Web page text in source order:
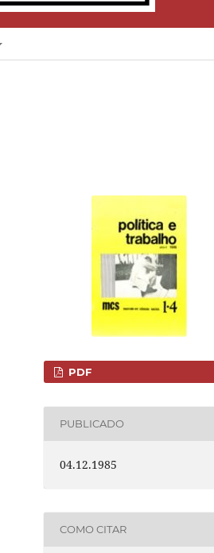
PDF
PUBLICADO
04.12.1985
COMO CITAR